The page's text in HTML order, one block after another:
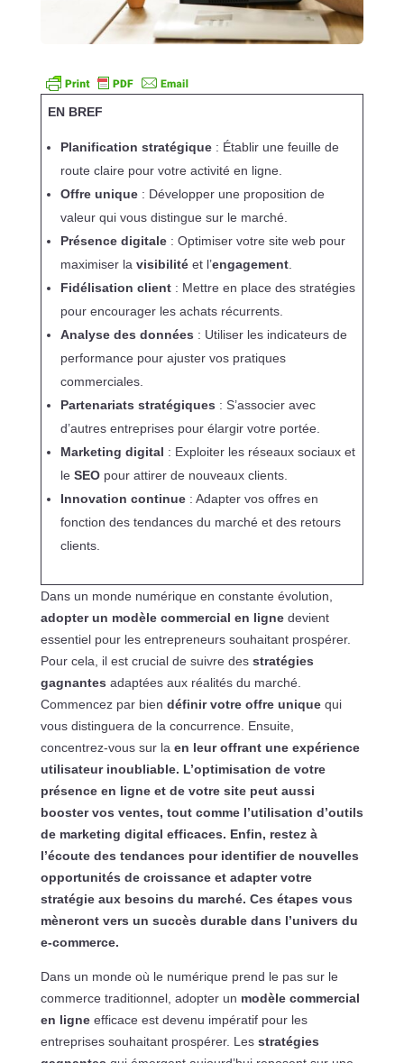
EN BREF
Planification stratégique: Établir une feuille de
route claire pour votre activité en ligne.
Offre unique: Développer une proposition de
valeur qui vous distingue sur le marché.
Présence digitale: Optimiser votre site web pour
maximiser la visibilitéet l’engagement.
Fidélisation client: Mettre en place des stratégies
pour encourager les achats récurrents.
Analyse des données : Utiliser les indicateurs de
performance pour ajuster vos pratiques
commerciales.
Partenariats stratégiques : S’associer avec
d’autres entreprises pour élargir votre portée.
Marketing digital : Exploiter les réseaux sociaux et
le SEOpour attirer de nouveaux clients.
Innovation continue: Adapter vos offres en
fonction des tendances du marché et des retours
clients.
Dans un monde numérique en constante évolution,
adopter un modèle commercial en lignedevient
essentiel pour les entrepreneurs souhaitant prospérer.
Pour cela, il est crucial de suivre des stratégies
gagnantes adaptées aux réalités du marché.
Commencez par bien définir votre offre uniquequi
vous distinguera de la concurrence. Ensuite,
concentrez-vous sur la en leur offrant une expérience
utilisateur inoubliable. L’optimisation de votre
présence en ligneet de votre site peut aussi
booster vos ventes, tout comme l’utilisation d’outils
de marketing digital efficaces. Enfin, restez à
l’écoute des tendances pour identifier de nouvelles
opportunités de croissanceet adapter votre
stratégie aux besoins du marché. Ces étapes vous
mèneront vers un succès durable dans l’univers du
e-commerce.
Dans un monde où le numérique prend le pas sur le
commerce traditionnel, adopter un modèle commercial
en ligneefficace est devenu impératif pour les
entreprises souhaitant prospérer. Les stratégies